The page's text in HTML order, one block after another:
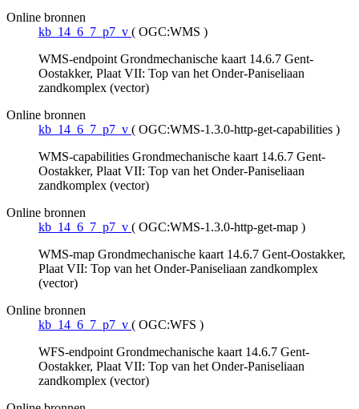
Online bronnen
kb_14_6_7_p7_v ( OGC:WMS )
WMS-endpoint Grondmechanische kaart 14.6.7 Gent-
Oostakker, Plaat VII: Top van het Onder-Paniseliaan
zandkomplex (vector)
Online bronnen
kb_14_6_7_p7_v ( OGC:WMS-1.3.0-http-get-capabilities )
WMS-capabilities Grondmechanische kaart 14.6.7 Gent-
Oostakker, Plaat VII: Top van het Onder-Paniseliaan
zandkomplex (vector)
Online bronnen
kb_14_6_7_p7_v ( OGC:WMS-1.3.0-http-get-map )
WMS-map Grondmechanische kaart 14.6.7 Gent-Oostakker,
Plaat VII: Top van het Onder-Paniseliaan zandkomplex
(vector)
Online bronnen
kb_14_6_7_p7_v ( OGC:WFS )
WFS-endpoint Grondmechanische kaart 14.6.7 Gent-
Oostakker, Plaat VII: Top van het Onder-Paniseliaan
zandkomplex (vector)